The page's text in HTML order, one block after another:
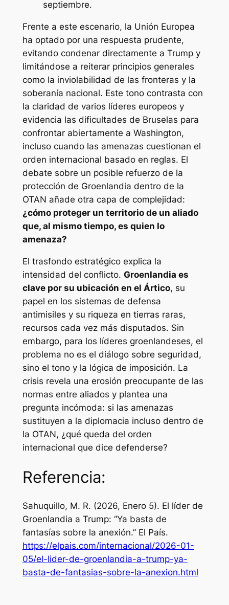
septiembre.
Frente a este escenario, la Unión Europea
ha optado por una respuesta prudente,
evitando condenar directamente a Trump y
limitándose a reiterar principios generales
como la inviolabilidad de las fronteras y la
soberanía nacional. Este tono contrasta con
la claridad de varios líderes europeos y
evidencia las dificultades de Bruselas para
confrontar abiertamente a Washington,
incluso cuando las amenazas cuestionan el
orden internacional basado en reglas. El
debate sobre un posible refuerzo de la
protección de Groenlandia dentro de la
OTAN añade otra capa de complejidad:
¿cómo proteger un territorio de un aliado
que, al mismo tiempo, es quien lo
amenaza?
El trasfondo estratégico explica la
intensidad del conflicto. Groenlandia es
clave por su ubicación en el Ártico, su
papel en los sistemas de defensa
antimisiles y su riqueza en tierras raras,
recursos cada vez más disputados. Sin
embargo, para los líderes groenlandeses, el
problema no es el diálogo sobre seguridad,
sino el tono y la lógica de imposición. La
crisis revela una erosión preocupante de las
normas entre aliados y plantea una
pregunta incómoda: si las amenazas
sustituyen a la diplomacia incluso dentro de
la OTAN, ¿qué queda del orden
internacional que dice defenderse?
Referencia:
Sahuquillo, M. R. (2026, Enero 5). El líder de
Groenlandia a Trump: “Ya basta de
fantasías sobre la anexión.” El País.
https://elpais.com/internacional/2026-01-
05/el-lider-de-groenlandia-a-trump-ya-
basta-de-fantasias-sobre-la-anexion.html